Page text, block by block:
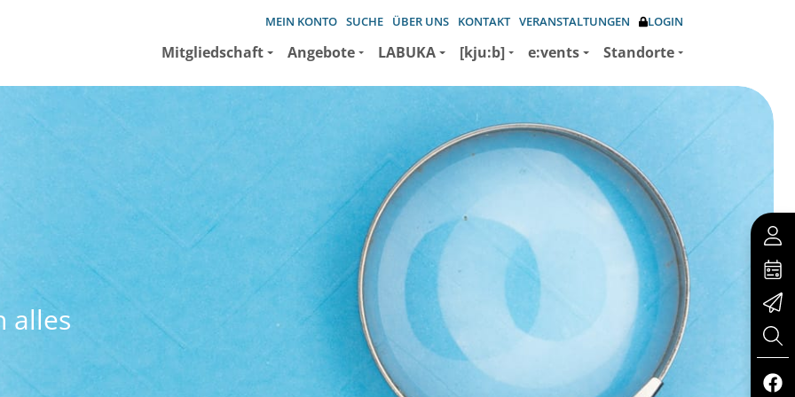
MEIN KONTO SUCHE ÜBER UNS KONTAKT VERANSTALTUNGEN LOGIN
Mitgliedschaft Angebote LABUKA [kju:b] e:vents Standorte
alles